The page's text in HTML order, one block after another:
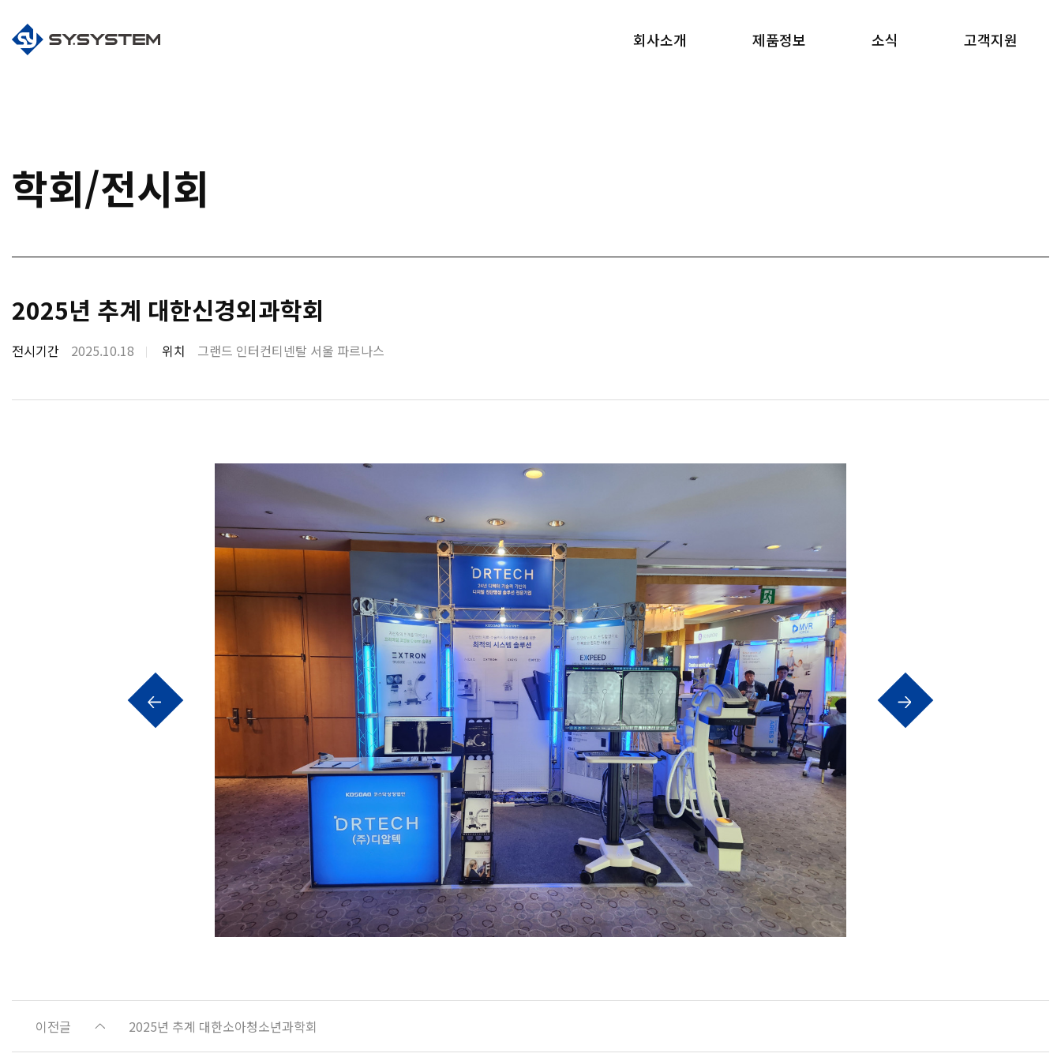
회사소개 제품정보 소식 고객지원
학회/전시회
2025년 추계 대한신경외과학회
전시기간 2025.10.18 위치 그랜드 인터컨티넨탈 서울 파르나스
이전글 2025년 추계 대한소아청소년과학회